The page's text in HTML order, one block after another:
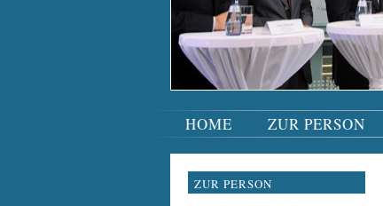
Navigation
überspringen
HOME ZUR PERSON
ZUR PERSON